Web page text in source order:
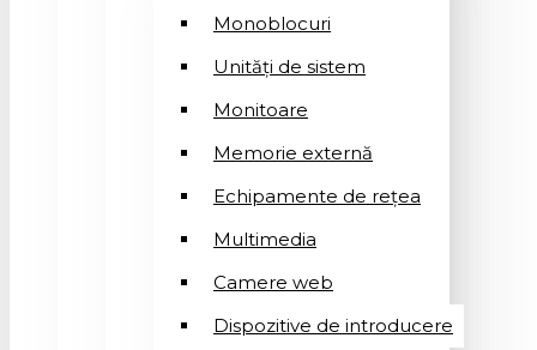
Monoblocuri
Unități de sistem
Monitoare
Memorie externă
Echipamente de rețea
Multimedia
Camere web
Dispozitive de introducere